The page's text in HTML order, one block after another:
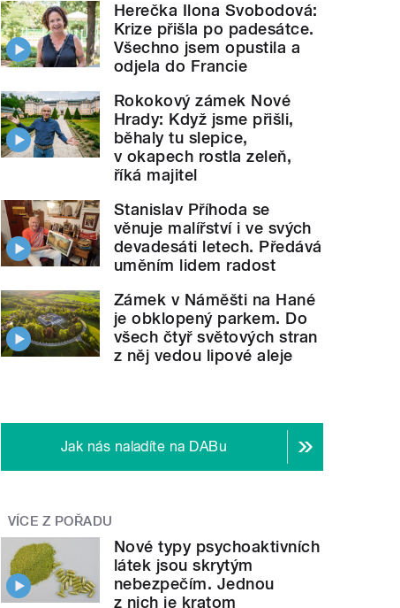
Herečka Ilona Svobodová:
Krize přišla po padesátce.
Všechno jsem opustila a
odjela do Francie
Rokokový zámek Nové
Hrady: Když jsme přišli,
běhaly tu slepice,
v okapech rostla zeleň,
říká majitel
Stanislav Příhoda se
věnuje malířství i ve svých
devadesáti letech. Předává
uměním lidem radost
Zámek v Náměšti na Hané
je obklopený parkem. Do
všech čtyř světových stran
z něj vedou lipové aleje
Jak nás naladíte na DABu
VÍCE Z POŘADU
Nové typy psychoaktivních
látek jsou skrytým
nebezpečím. Jednou
z nich je kratom